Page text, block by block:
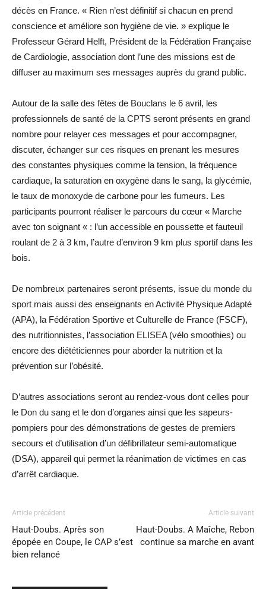
décès en France. « Rien n’est définitif si chacun en prend
conscience et améliore son hygiène de vie. » explique le
Professeur Gérard Helft, Président de la Fédération Française
de Cardiologie, association dont l’une des missions est de
diffuser au maximum ses messages auprès du grand public.
Autour de la salle des fêtes de Bouclans le 6 avril, les
professionnels de santé de la CPTS seront présents en grand
nombre pour relayer ces messages et pour accompagner,
discuter, échanger sur ces risques en prenant les mesures
des constantes physiques comme la tension, la fréquence
cardiaque, la saturation en oxygène dans le sang, la glycémie,
le taux de monoxyde de carbone pour les fumeurs. Les
participants pourront réaliser le parcours du cœur « Marche
avec ton soignant « : l’un accessible en poussette et fauteuil
roulant de 2 à 3 km, l’autre d’environ 9 km plus sportif dans les
bois.
De nombreux partenaires seront présents, issue du monde du
sport mais aussi des enseignants en Activité Physique Adapté
(APA), la Fédération Sportive et Culturelle de France (FSCF),
des nutritionnistes, l’association ELISEA (vélo smoothies) ou
encore des diététiciennes pour aborder la nutrition et la
prévention sur l’obésité.
D’autres associations seront au rendez-vous dont celles pour
le Don du sang et le don d’organes ainsi que les sapeurs-
pompiers pour des démonstrations de gestes de premiers
secours et d’utilisation d’un défibrillateur semi-automatique
(DSA), appareil qui permet la réanimation de victimes en cas
d’arrêt cardiaque.
Article précédent
Haut-Doubs. Après son
épopée en Coupe, le CAP s’est
bien relancé
Article suivant
Haut-Doubs. A Maîche, Rebon
continue sa marche en avant